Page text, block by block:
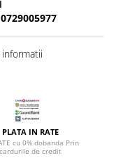
0729005977
PLATA IN RATE
cu 0% dobanda Prin
cardurile de credit